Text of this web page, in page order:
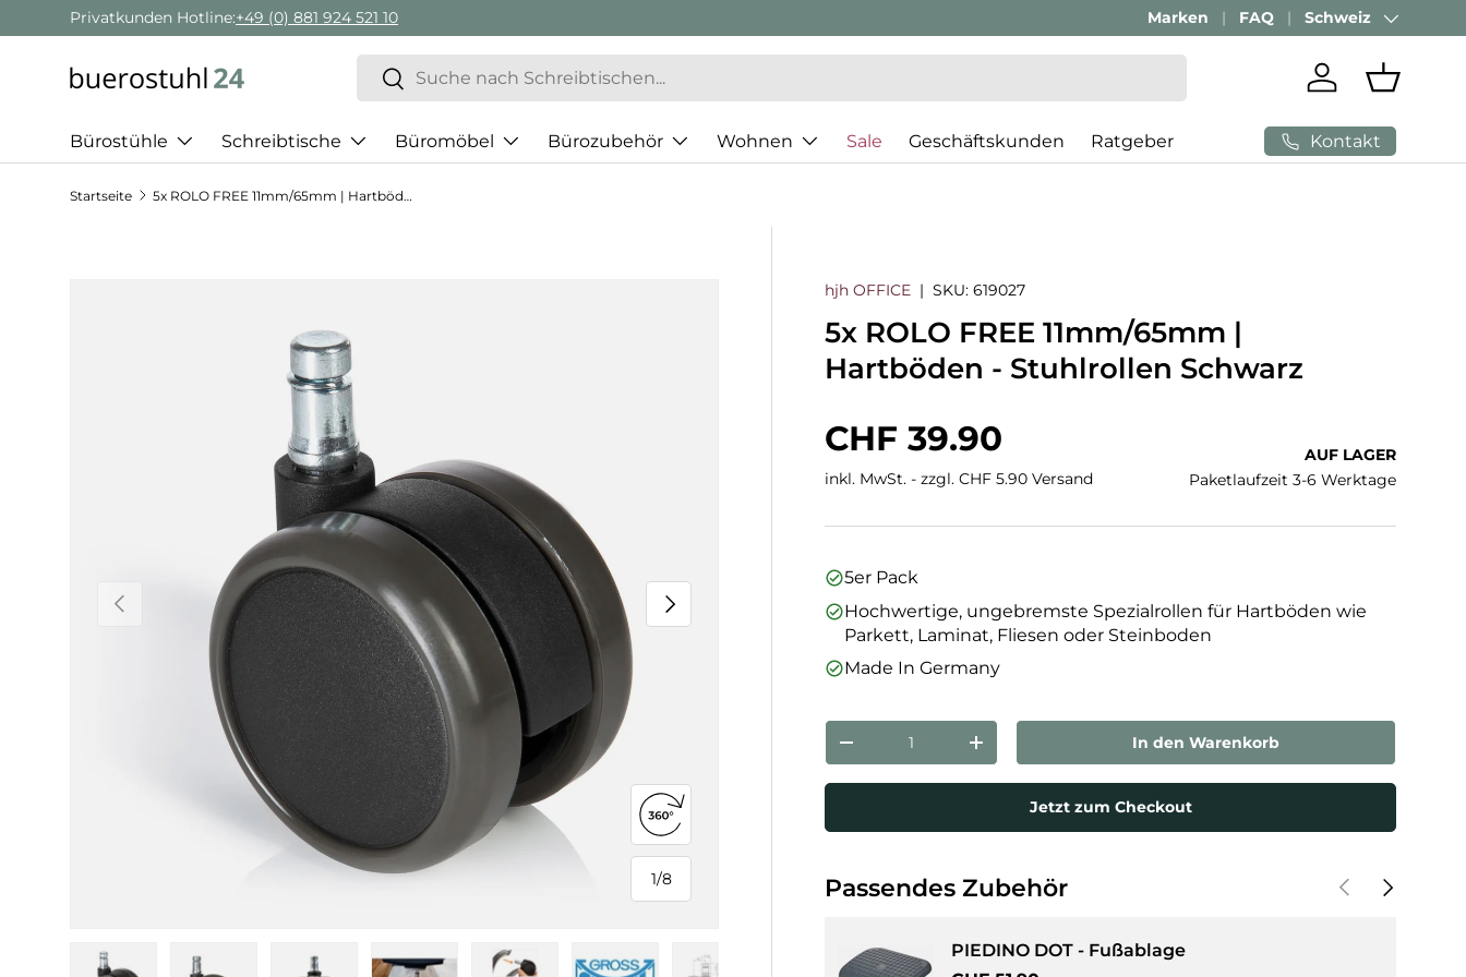
Direkt zum Inhalt
Privatkunden Hotline:+49 (0) 881 924 521 10 Marken FAQ Land/Region
Schweiz
Suchen
Suchen
Einloggen
Bürostühle Schreibtische Büromöbel Bürozubehör Wohnen Sale Geschäftskunden Ratgeber Kontakt
Startseite 5x ROLO FREE 11mm/65mm | Hartböden - Stuhlrollen
Vorherige
1/
von
8
Nächste
360°-Ansicht öffnen
hjh OFFICE |SKU: 619027
5x ROLO FREE 11mm/65mm |
Hartböden - Stuhlrollen Schwarz
Normaler Preis
CHF 39.90
inkl. MwSt. - zzgl. CHF 5.90 Versand
AUF LAGER
Paketlaufzeit 3-6 Werktage
5er Pack
Hochwertige, ungebremste Spezialrollen für Hartböden wie
Parkett, Laminat, Fliesen oder Steinboden
Made In Germany
Anzahl
Menge verringernMenge erhöhen In den Warenkorb
Jetzt zum Checkout
Passendes Zubehör VorherigeNächste
PIEDINO DOT - Fußablage